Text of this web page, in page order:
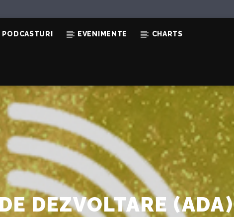
PODCASTURI EVENIMENTE CHARTS
DEZVOLTARE (ADA)